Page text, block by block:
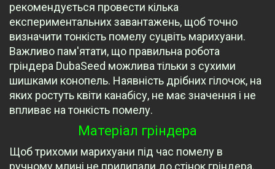
рекомендується провести кілька
експериментальних завантажень, щоб точно
визначити тонкість помелу суцвіть марихуани.
Важливо пам'ятати, що правильна робота
гріндера DubaSeed можлива тільки з сухими
шишками конопель. Наявність дрібних гілочок, на
яких ростуть квіти канабісу, не має значення і не
впливає на тонкість помелу.
Матеріал гріндера
Щоб трихоми марихуани під час помелу в